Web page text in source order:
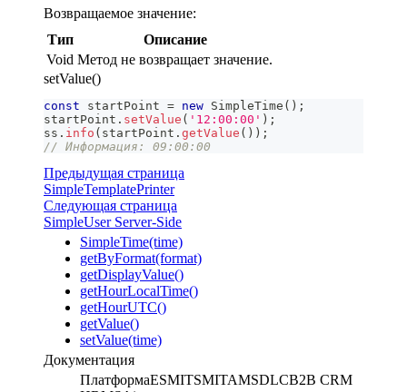
Возвращаемое значение:
Тип
Описание
Void Метод не возвращает значение.
setValue()
const startPoint = new SimpleTime ( ) ;
startPoint . setValue ( '12:00:00' ) ;
ss . info ( startPoint . getValue ( ) ) ;
// Информация: 09:00:00
Предыдущая страница
SimpleTemplatePrinter
Следующая страница
SimpleUser Server-Side
SimpleTime(time)
getByFormat(format)
getDisplayValue()
getHourLocalTime()
getHourUTC()
getValue()
setValue(time)
Документация
ПлатформаESMITSMITAMSDLCB2B CRM